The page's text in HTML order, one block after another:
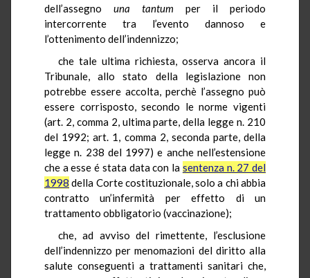
dell’assegno una tantum per il periodo
intercorrente tra l’evento dannoso e
l’ottenimento dell’indennizzo;
che tale ultima richiesta, osserva ancora il
Tribunale, allo stato della legislazione non
potrebbe essere accolta, perchè l’assegno può
essere corrisposto, secondo le norme vigenti
(art. 2, comma 2, ultima parte, della legge n. 210
del 1992; art. 1, comma 2, seconda parte, della
legge n. 238 del 1997) e anche nell’estensione
che a esse é stata data con la sentenza n. 27 del
1998 della Corte costituzionale, solo a chi abbia
contratto un’infermità per effetto di un
trattamento obbligatorio (vaccinazione);
che, ad avviso del rimettente, l’esclusione
dell’indennizzo per menomazioni del diritto alla
salute conseguenti a trattamenti sanitari che,